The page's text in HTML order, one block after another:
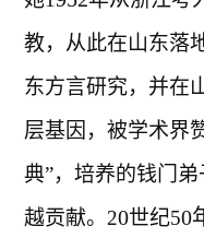
教，从此在山东落
东方言研究，并在
层基因，被学术界
典”，培养的钱门
越贡献。20世纪50